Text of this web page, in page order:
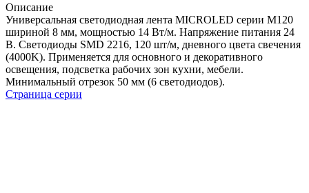
Описание
Универсальная светодиодная лента MICROLED серии M120
шириной 8 мм, мощностью 14 Вт/м. Напряжение питания 24
В. Светодиоды SMD 2216, 120 шт/м, дневного цвета свечения
(4000K). Применяется для основного и декоративного
освещения, подсветка рабочих зон кухни, мебели.
Минимальный отрезок 50 мм (6 светодиодов).
Страница серии